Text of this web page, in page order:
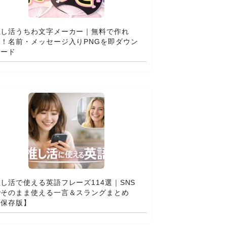
活うちわ文字メーカー｜無料で作れ
名前・メッセージ入りPNGを即ダウン
ド
活で使える英語フレーズ114選｜SNS
のまま使える一言＆スラングまとめ
存版】